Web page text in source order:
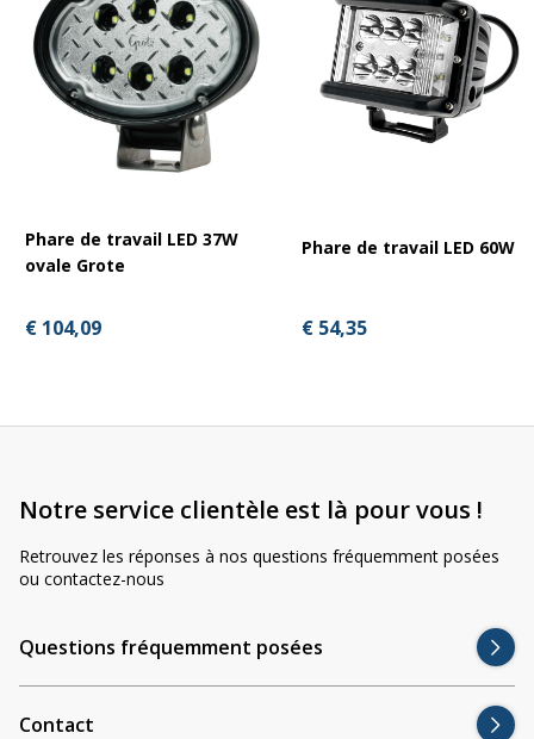
Épaisseur: 5 mm
Fixation: compatible supports Massey Ferguson et Fendt
Combine
Compatibilité
Type : projecteur LED de travail + plaque d’adaptation
Matériaux : aluminium / acier galvanisé
Optique : lentille
Phare de travail LED 37W
ovale Grote
€ 104,09
Phare de travail LED 60W
€ 54,35
Notre service clientèle est là pour vous !
Retrouvez les réponses à nos questions fréquemment posées
ou contactez-nous
Questions fréquemment posées
Contact